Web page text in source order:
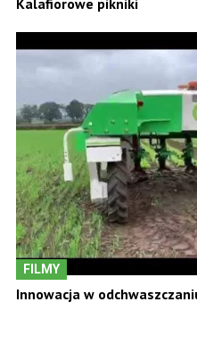
Kalafiorowe pikniki
FILMY
Innowacja w